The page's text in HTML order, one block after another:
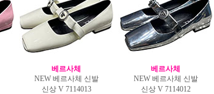
베르사체
NEW 베르사체 신발
신상 V 7114013
베르사체
NEW 베르사체 신발
신상 V 7114012